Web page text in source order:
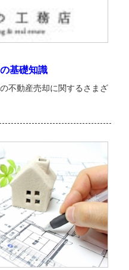
基礎知識
不動産売却に関するさまざ